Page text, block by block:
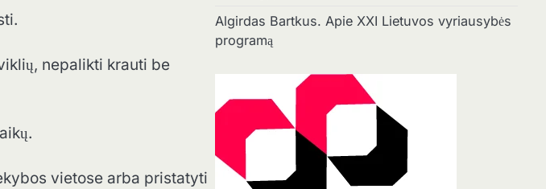
nepalikti krauti be
vietose arba pristatyti
Algirdas Bartkus. Apie XXI Lietuvos vyriausybės
programą